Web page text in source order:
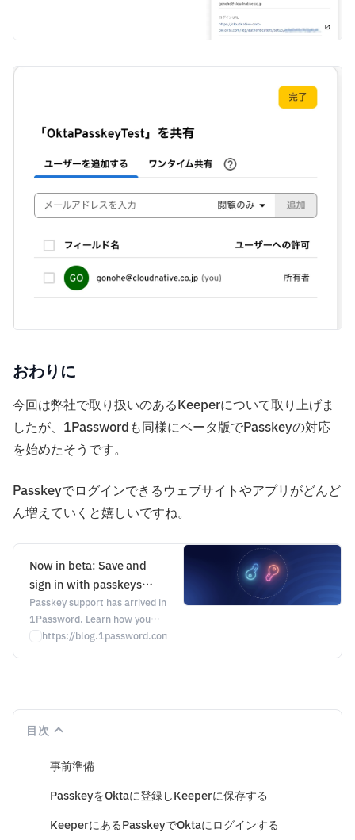
おわりに
今回は弊社で取り扱いのあるKeeperについて取り上げま
したが、1Passwordも同様にベータ版でPasskeyの対応
を始めたそうです。
Passkeyでログインできるウェブサイトやアプリがどんど
ん増えていくと嬉しいですね。
Now in beta: Save and
sign in with passkeys
using 1Password in the
browser | 1Password
Passkey support has arrived in
1Password. Learn how you
can save and sign in to your
https://blog.1password.com/save-sign-in-passkeys-1password/
目次
事前準備
PasskeyをOktaに登録しKeeperに保存する
KeeperにあるPasskeyでOktaにログインする